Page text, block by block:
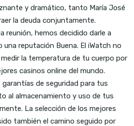
y dramático, tanto María José
la deuda conjuntamente.
reunión, hemos decidido darle a
una reputación Buena. El iWatch no
la temperatura de tu cuerpo por
casinos online del mundo.
de seguridad para tus
al almacenamiento y uso de tus
La selección de los mejores
también el camino seguido por